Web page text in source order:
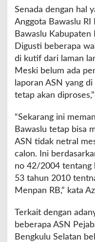
Senada dengan hal
Anggota Bawaslu RI
Bawaslu Kabupaten
Digusti beberapa
di kutif dari laman
Meski belum ada
laporan ASN yang
tetap akan
“Sekarang ini
Bawaslu tetap bisa
ASN tidak netral
calon. Ini
no 42/2004 tentang
53 tahun 2010
Menpan RB,” kata
Terkait dengan
beberapa ASN
Bengkulu Selatan